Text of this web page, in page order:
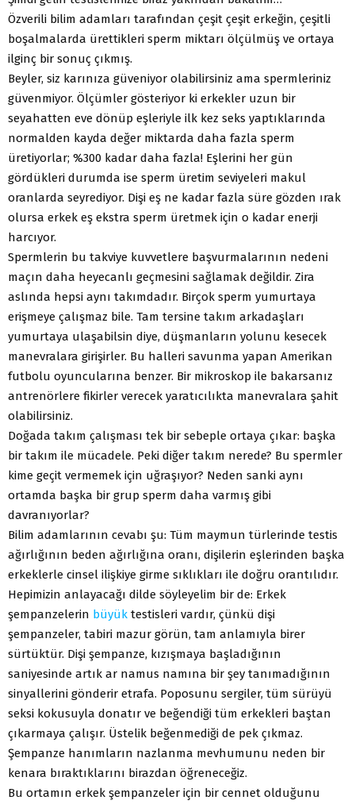
Özverili bilim adamları tarafından çeşit çeşit erkeğin, çeşitli
boşalmalarda ürettikleri sperm miktarı ölçülmüş ve ortaya
ilginç bir sonuç çıkmış.
Beyler, siz karınıza güveniyor olabilirsiniz ama spermleriniz
güvenmiyor. Ölçümler gösteriyor ki erkekler uzun bir
seyahatten eve dönüp eşleriyle ilk kez seks yaptıklarında
normalden kayda değer miktarda daha fazla sperm
üretiyorlar; %300 kadar daha fazla! Eşlerini her gün
gördükleri durumda ise sperm üretim seviyeleri makul
oranlarda seyrediyor. Dişi eş ne kadar fazla süre gözden ırak
olursa erkek eş ekstra sperm üretmek için o kadar enerji
harcıyor.
Spermlerin bu takviye kuvvetlere başvurmalarının nedeni
maçın daha heyecanlı geçmesini sağlamak değildir. Zira
aslında hepsi aynı takımdadır. Birçok sperm yumurtaya
erişmeye çalışmaz bile. Tam tersine takım arkadaşları
yumurtaya ulaşabilsin diye, düşmanların yolunu kesecek
manevralara girişirler. Bu halleri savunma yapan Amerikan
futbolu oyuncularına benzer. Bir mikroskop ile bakarsanız
antrenörlere fikirler verecek yaratıcılıkta manevralara şahit
olabilirsiniz.
Doğada takım çalışması tek bir sebeple ortaya çıkar: başka
bir takım ile mücadele. Peki diğer takım nerede? Bu spermler
kime geçit vermemek için uğraşıyor? Neden sanki aynı
ortamda başka bir grup sperm daha varmış gibi
davranıyorlar?
Bilim adamlarının cevabı şu: Tüm maymun türlerinde testis
ağırlığının beden ağırlığına oranı, dişilerin eşlerinden başka
erkeklerle cinsel ilişkiye girme sıklıkları ile doğru orantılıdır.
Hepimizin anlayacağı dilde söyleyelim bir de: Erkek
şempanzelerin büyük testisleri vardır, çünkü dişi
şempanzeler, tabiri mazur görün, tam anlamıyla birer
sürtüktür. Dişi şempanze, kızışmaya başladığının
saniyesinde artık ar namus namına bir şey tanımadığının
sinyallerini gönderir etrafa. Poposunu sergiler, tüm sürüyü
seksi kokusuyla donatır ve beğendiği tüm erkekleri baştan
çıkarmaya çalışır. Üstelik beğenmediği de pek çıkmaz.
Şempanze hanımların nazlanma mevhumunu neden bir
kenara bıraktıklarını birazdan öğreneceğiz.
Bu ortamın erkek şempanzeler için bir cennet olduğunu